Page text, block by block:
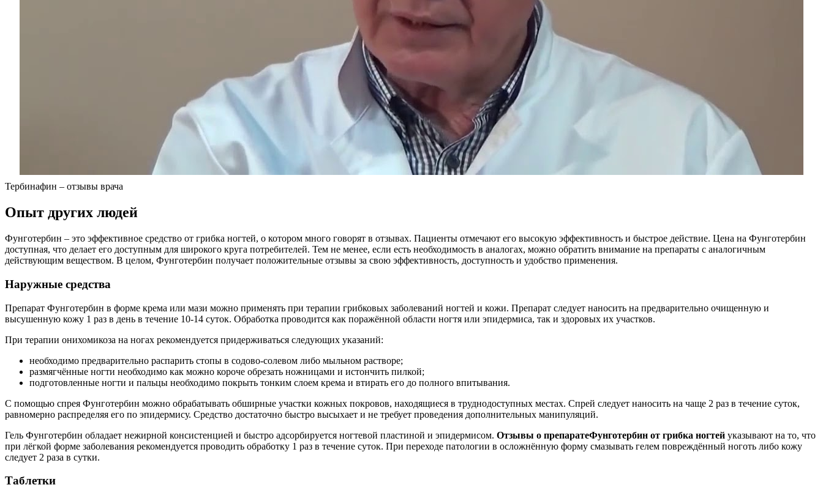
Тербинафин – отзывы врача
Опыт других людей
Фунготербин – это эффективное средство от грибка ногтей, о котором много говорят в отзывах. Пациенты отмечают его высокую эффективность и быстрое действие. Цена на Фунготербин
доступная, что делает его доступным для широкого круга потребителей. Тем не менее, если есть необходимость в аналогах, можно обратить внимание на препараты с аналогичным
действующим веществом. В целом, Фунготербин получает положительные отзывы за свою эффективность, доступность и удобство применения.
Наружные средства
Препарат Фунготербин в форме крема или мази можно применять при терапии грибковых заболеваний ногтей и кожи. Препарат следует наносить на предварительно очищенную и
высушенную кожу 1 раз в день в течение 10-14 суток. Обработка проводится как поражённой области ногтя или эпидермиса, так и здоровых их участков.
При терапии онихомикоза на ногах рекомендуется придерживаться следующих указаний:
необходимо предварительно распарить стопы в содово-солевом либо мыльном растворе;
размягчённые ногти необходимо как можно короче обрезать ножницами и истончить пилкой;
подготовленные ногти и пальцы необходимо покрыть тонким слоем крема и втирать его до полного впитывания.
С помощью спрея Фунготербин можно обрабатывать обширные участки кожных покровов, находящиеся в труднодоступных местах. Спрей следует наносить на чаще 2 раз в течение суток,
равномерно распределяя его по эпидермису. Средство достаточно быстро высыхает и не требует проведения дополнительных манипуляций.
Гель Фунготербин обладает нежирной консистенцией и быстро адсорбируется ногтевой пластиной и эпидермисом. Отзывы о препаратеФунготербин от грибка ногтей указывают на то, что
при лёгкой форме заболевания рекомендуется проводить обработку 1 раз в течение суток. При переходе патологии в осложнённую форму смазывать гелем повреждённый ноготь либо кожу
следует 2 раза в сутки.
Таблетки